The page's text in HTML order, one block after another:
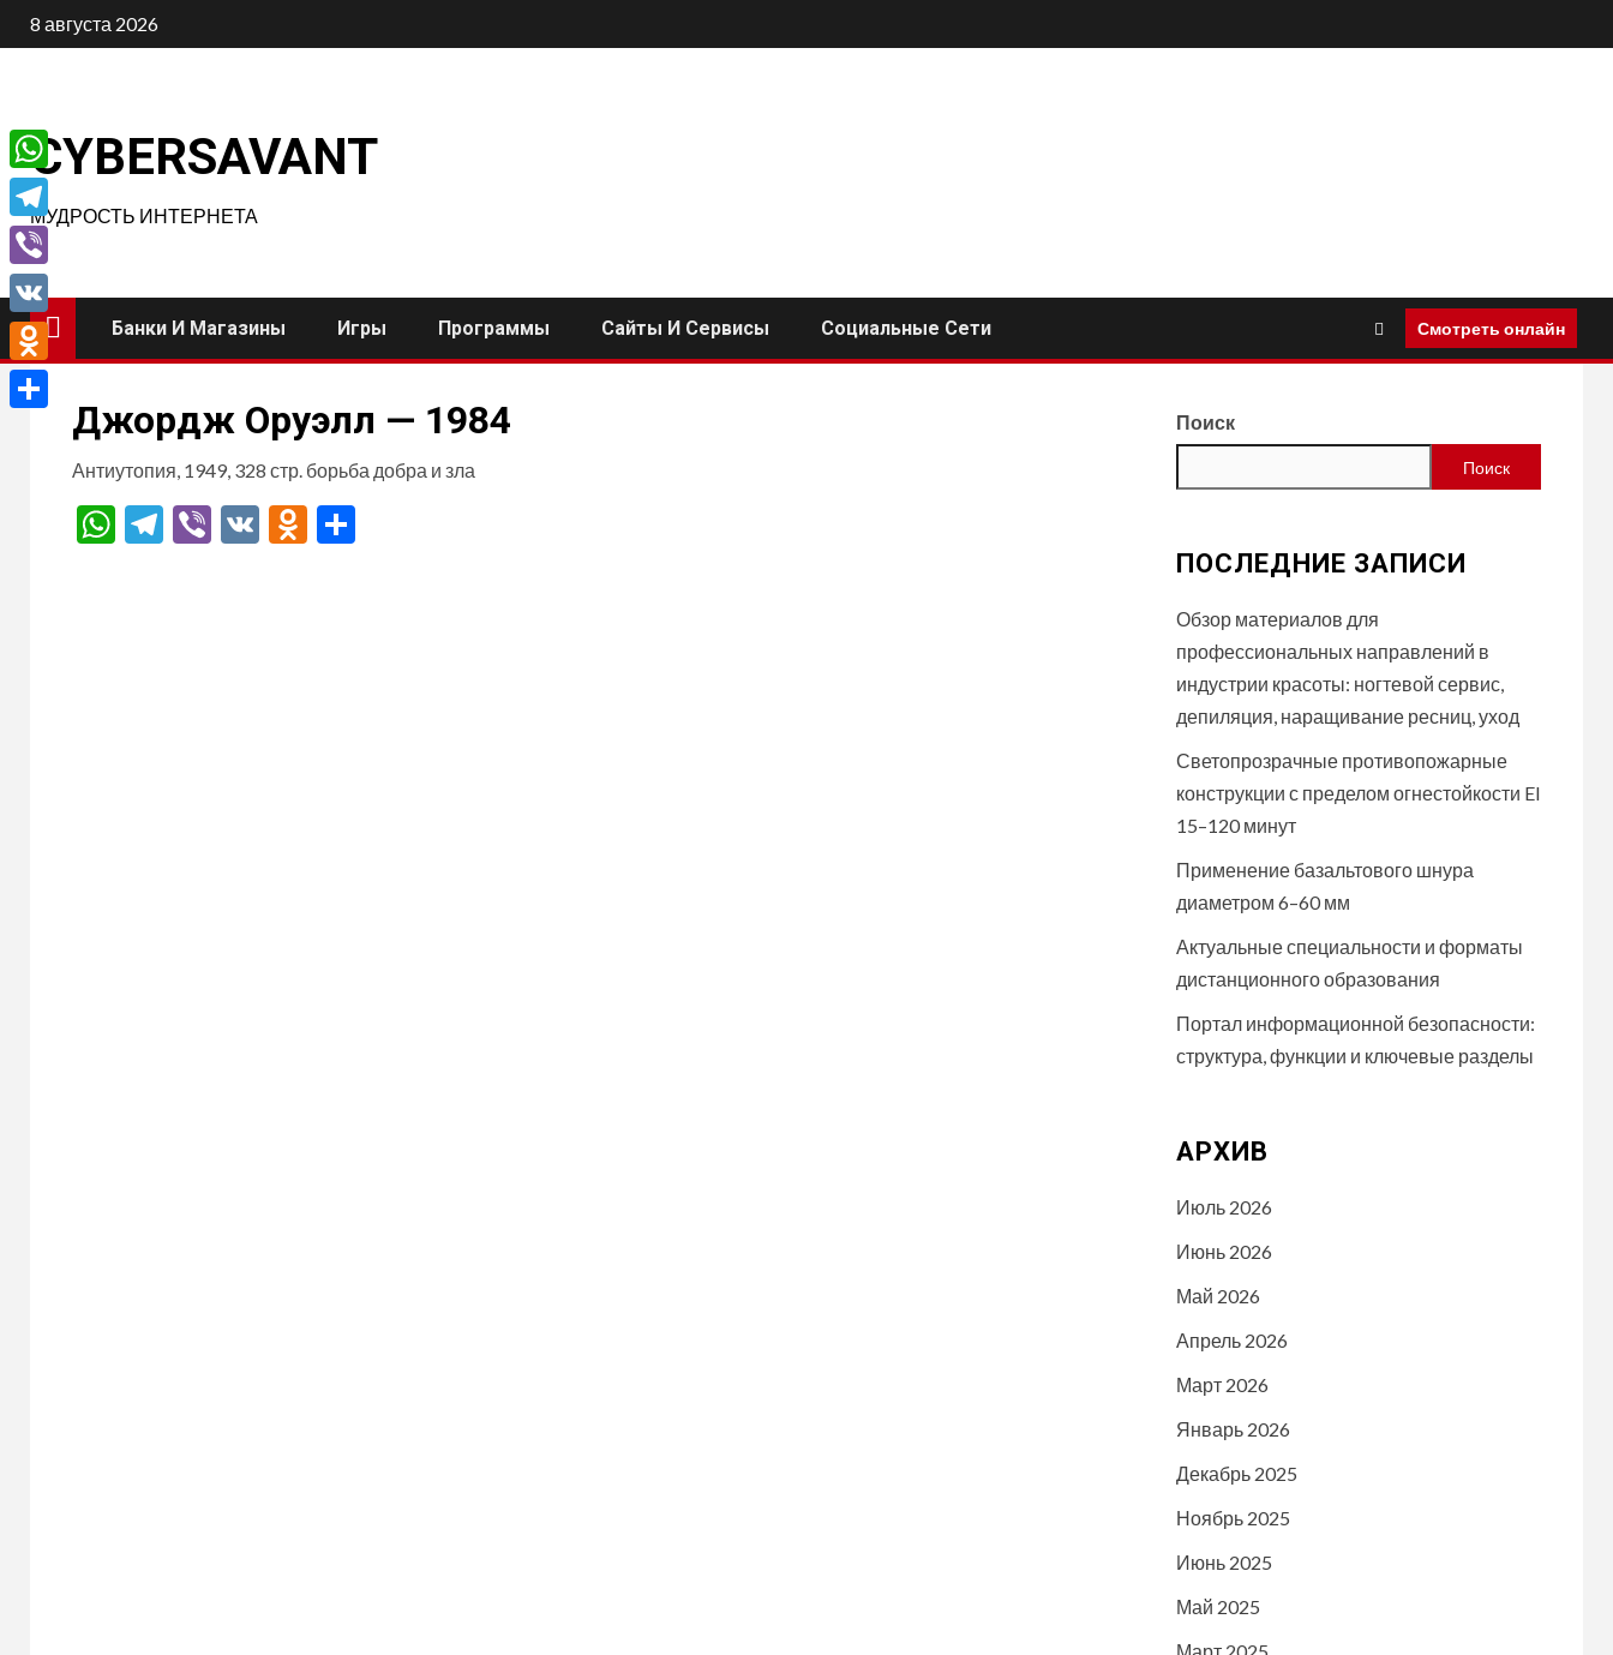
Перейти
к
8 августа 2026
CYBERSAVANT
МУДРОСТЬ ИНТЕРНЕТА
Банки И Магазины Игры Программы Сайты И Сервисы Социальные Сети Смотреть онлайн
Джордж Оруэлл — 1984
Антиутопия, 1949, 328 стр. борьба добра и зла
WhatsApp
Telegram
Viber
VK Odnoklassniki
Поиск
Поиск
ПОСЛЕДНИЕ ЗАПИСИ
Обзор материалов для
профессиональных направлений в
индустрии красоты: ногтевой сервис,
депиляция, наращивание ресниц, уход
Светопрозрачные противопожарные
конструкции с пределом огнестойкости EI
15–120 минут
Применение базальтового шнура
диаметром 6–60 мм
Актуальные специальности и форматы
дистанционного образования
Портал информационной безопасности:
структура, функции и ключевые разделы
АРХИВ
Июль 2026
Июнь 2026
Май 2026
Апрель 2026
Март 2026
Январь 2026
Декабрь 2025
Ноябрь 2025
Июнь 2025
Май 2025
WhatsApp
Telegram
Viber
VK
Odnoklassniki
Отправить